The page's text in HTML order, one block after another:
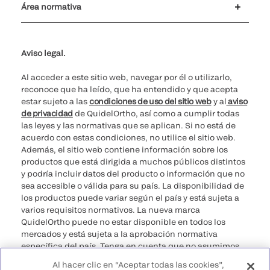
Área normativa
Aviso legal.
Al acceder a este sitio web, navegar por él o utilizarlo,
reconoce que ha leído, que ha entendido y que acepta
estar sujeto a lascondiciones de uso del sitio weby alaviso
de privacidad de QuidelOrtho, así como a cumplir todas
las leyes y las normativas que se aplican. Si no está de
acuerdo con estas condiciones, no utilice el sitio web.
Además, el sitio web contiene información sobre los
productos que está dirigida a muchos públicos distintos
y podría incluir datos del producto o información que no
sea accesible o válida para su país. La disponibilidad de
los productos puede variar según el país y está sujeta a
varios requisitos normativos. La nueva marca
QuidelOrtho puede no estar disponible en todos los
mercados y está sujeta a la aprobación normativa
específica del país. Tenga en cuenta que no asumimos
Al hacer clic en “Aceptar todas las cookies”,